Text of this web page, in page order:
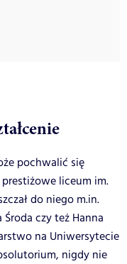
pochwalić się
liceum im.
do niego m.in.
czy też Hanna
na Uniwersytecie
nigdy nie